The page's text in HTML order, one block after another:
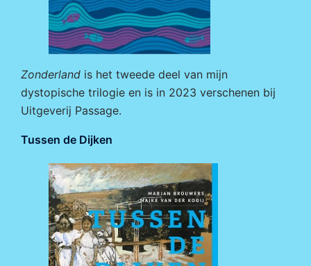
Zonderland is het tweede deel van mijn
dystopische trilogie en is in 2023 verschenen bij
Uitgeverij Passage.
Tussen de Dijken